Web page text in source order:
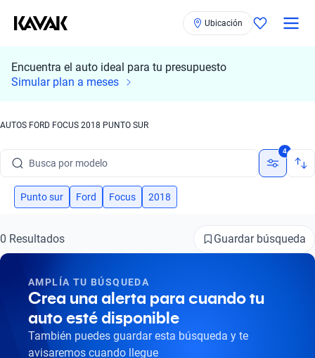
Ubicación
Encuentra el auto ideal para tu presupuesto
Simular plan a meses
AUTOS FORD FOCUS 2018 PUNTO SUR
Busca por modelo
Busca por versión
Busca por marca
Busca por modelo
Busca por versión
Busca por año
4
Punto sur Ford Focus 2018
0 Resultados Guardar búsqueda
AMPLÍA TU BÚSQUEDA
Crea una alerta para cuando tu
auto esté disponible
También puedes guardar esta búsqueda y te
avisaremos cuando llegue